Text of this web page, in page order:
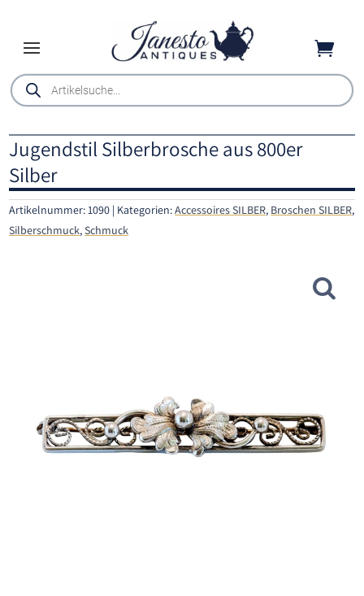

Products
search
Jugendstil Silberbrosche aus 800er
Silber
Artikelnummer:1090 Kategorien:Accessoires SILBER, Broschen SILBER,
Silberschmuck,Schmuck